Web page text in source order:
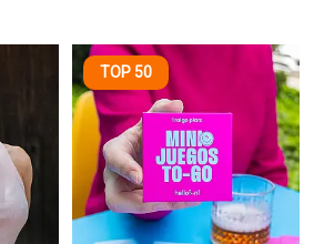
TOP 50